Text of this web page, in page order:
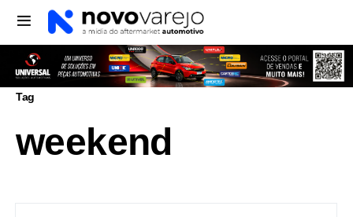
Tag
weekend